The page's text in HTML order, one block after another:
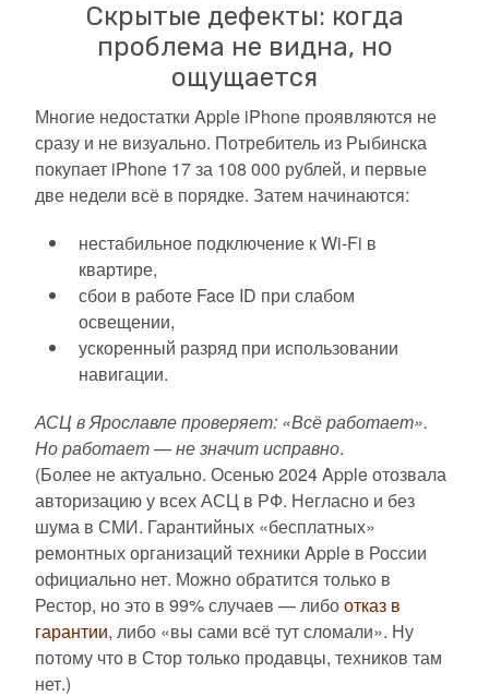
Скрытые дефекты: когда
проблема не видна, но
ощущается
Многие недостатки Apple iPhone проявляются не
сразу и не визуально. Потребитель из Рыбинска
покупает iPhone 17 за 108 000 рублей, и первые
две недели всё в порядке. Затем начинаются:
нестабильное подключение к Wi-Fi в
квартире,
сбои в работе Face ID при слабом
освещении,
ускоренный разряд при использовании
навигации.
АСЦ в Ярославле проверяет: «Всё работает».
Но работает — не значит исправно.
(Более не актуально. Осенью 2024 Apple отозвала
авторизацию у всех АСЦ в РФ. Негласно и без
шума в СМИ. Гарантийных «бесплатных»
ремонтных организаций техники Apple в России
официально нет. Можно обратится только в
Рестор, но это в 99% случаев — либоотказ в
гарантии, либо «вы сами всё тут сломали». Ну
потому что в Стор только продавцы, техников там
нет.)